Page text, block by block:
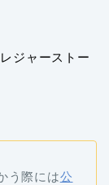
ジャーストー
う際には公